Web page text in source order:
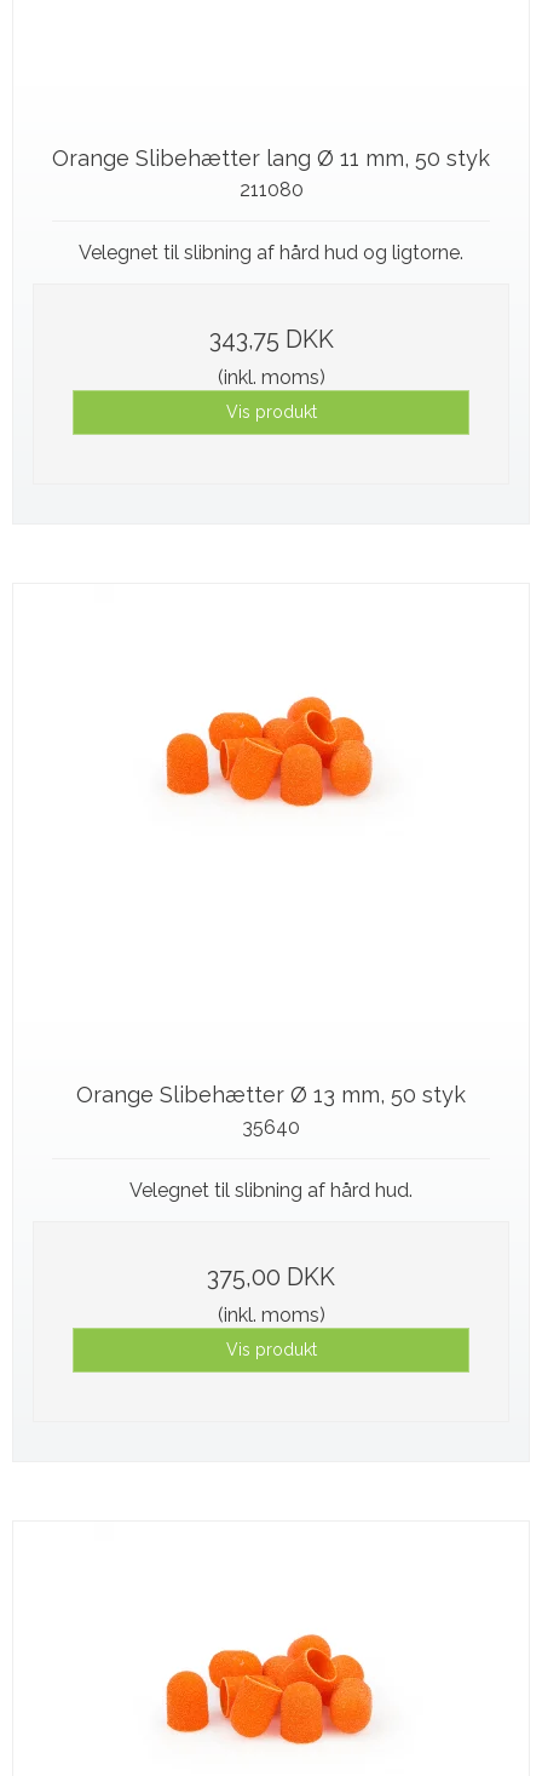
Orange Slibehætter lang Ø 11 mm, 50 styk
211080
Velegnet til slibning af hård hud og ligtorne.
343,75 DKK
(inkl. moms)
Vis produkt
Orange Slibehætter Ø 13 mm, 50 styk
35640
Velegnet til slibning af hård hud.
375,00 DKK
(inkl. moms)
Vis produkt